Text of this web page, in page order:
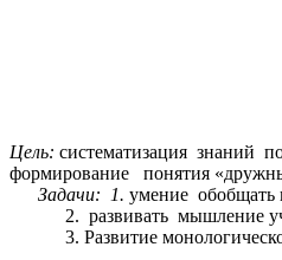
Цель: систематизация знаний
формирование понятия
Задачи: 1. умение обобщать
2. развивать мышление
3. Развитие